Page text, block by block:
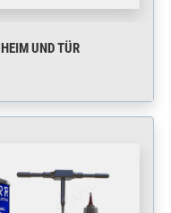
HEIM UND TÜR